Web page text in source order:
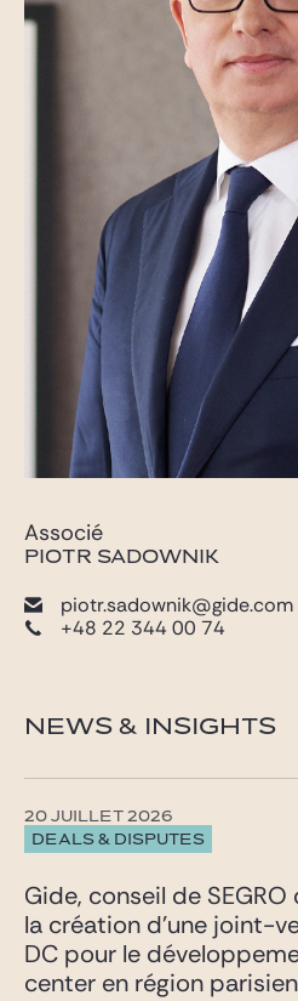
Associé
PIOTR SADOWNIK
piotr.sadownik@gide.com
+48 22 344 00 74
NEWS & INSIGHTS
DEALS & DISPUTES
20 JUILLET 2026
Gide, conseil de
la création d’une joint-
DC pour le
center en région